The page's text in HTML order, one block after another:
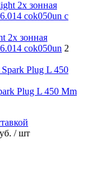
2х зонная
cok050un 2
Plug L 450 Mm
/ шт